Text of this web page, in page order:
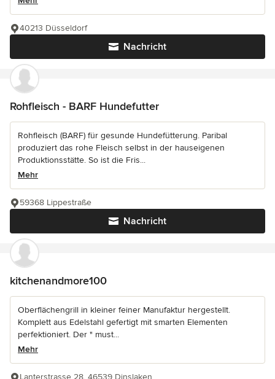
Nachricht
40213 Düsseldorf
Rohfleisch - BARF Hundefutter
Rohfleisch (BARF) für gesunde Hundefütterung. Paribal
produziert das rohe Fleisch selbst in der hauseigenen
Produktionsstätte. So ist die Fris...
Mehr
Nachricht
59368 Lippestraße
kitchenandmore100
Oberflächengrill in kleiner feiner Manufaktur hergestellt.
Komplett aus Edelstahl gefertigt mit smarten Elementen
perfektioniert. Der " must...
Mehr